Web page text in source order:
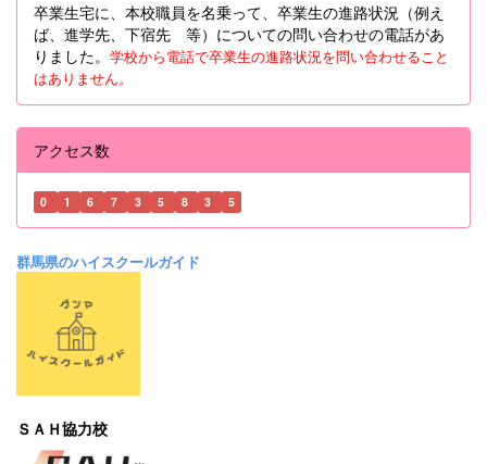
卒業生宅に、本校職員を名乗って、卒業生の進路状況（例え
ば、進学先、下宿先 等）についての問い合わせの電話があ
りました。 学校から電話で卒業生の進路状況を問い合わせること
はありません。
アクセス数
0 1 6 7 3 5 8 3 5
群馬県のハイスクールガイド
ＳＡＨ協力校